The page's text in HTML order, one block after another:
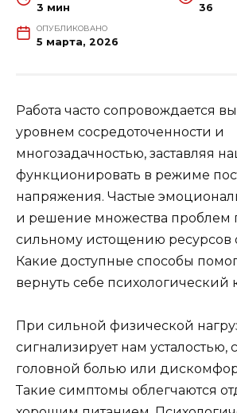
3 мин 36
ОПУБЛИКОВАНО
5 марта, 2026
Работа часто сопровождается
уровнем сосредоточенности и
многозадачностью, заставляя
функционировать в режиме
напряжения. Частые
и решение множества проблем
сильному истощению ресурсов
Какие доступные способы
вернуть себе психологический
При сильной физической
сигнализирует нам усталостью,
головной болью или
Такие симптомы облегчаются